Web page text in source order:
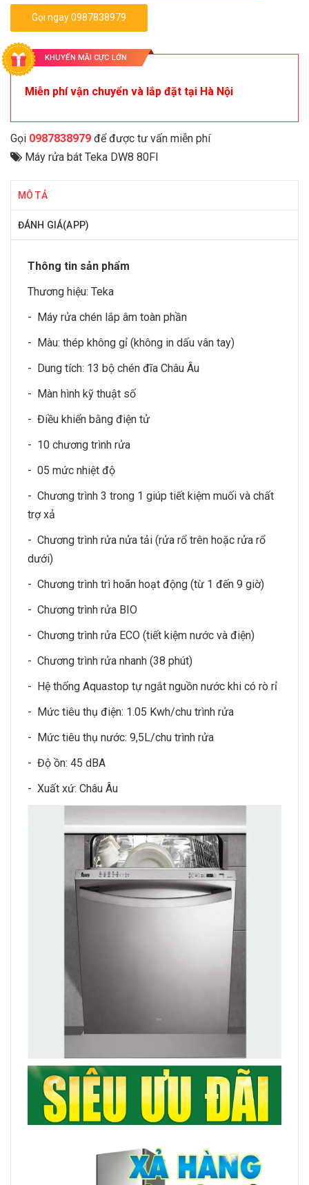
Gọi ngay 0987838979
KHUYẾN MÃI CỰC LỚN
Miễn phí vận chuyển và lắp đặt tại Hà Nội
Gọi 0987838979 để được tư vấn miễn phí
Máy rửa bát Teka DW8 80FI
MÔ TẢ
ĐÁNH GIÁ(APP)
Thông tin sản phẩm
Thương hiệu: Teka
- Máy rửa chén lắp âm toàn phần
- Màu: thép không gỉ (không in dấu vân tay)
- Dung tích: 13 bộ chén đĩa Châu Âu
- Màn hình kỹ thuật số
- Điều khiển bằng điện tử
- 10 chương trình rửa
- 05 mức nhiệt độ
- Chương trình 3 trong 1 giúp tiết kiệm muối và chất
trợ xả
- Chương trình rửa nửa tải (rửa rổ trên hoặc rửa rổ
dưới)
- Chương trình trì hoãn hoạt động (từ 1 đến 9 giờ)
- Chương trình rửa BIO
- Chương trình rửa ECO (tiết kiệm nước và điện)
- Chương trình rửa nhanh (38 phút)
- Hệ thống Aquastop tự ngắt nguồn nước khi có rò rỉ
- Mức tiêu thụ điện: 1.05 Kwh/chu trình rửa
- Mức tiêu thụ nước: 9,5L/chu trình rửa
- Độ ồn: 45 dBA
- Xuất xứ: Châu Âu